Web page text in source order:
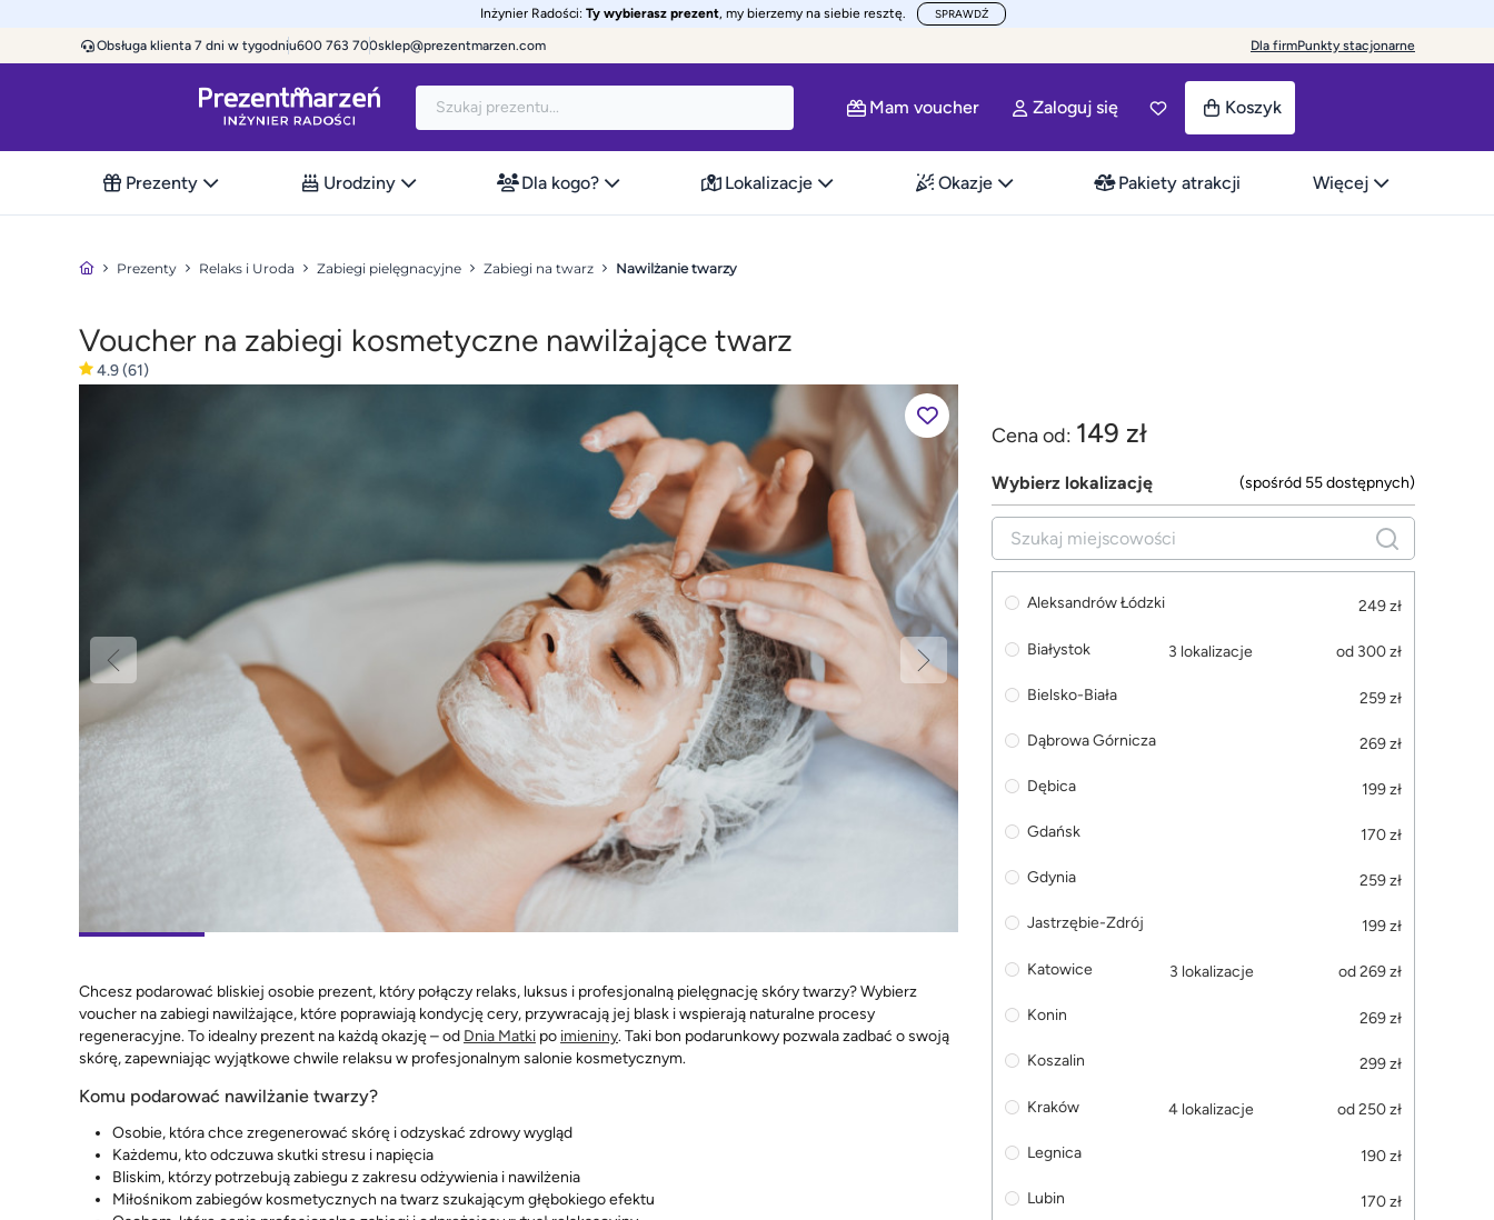
Inżynier Radości: Ty wybierasz prezent, my bierzemy na siebie resztę. SPRAWDŹ
Obsługa klienta 7 dni w tygodniu600 763 700sklep@prezentmarzen.com Dla firmPunkty stacjonarne
Mam voucher Zaloguj się Koszyk
Prezenty Urodziny Dla kogo? Lokalizacje Okazje Pakiety atrakcji Więcej
Prezenty Relaks i Uroda Zabiegi pielęgnacyjne Zabiegi na twarz Nawilżanie twarzy
Voucher na zabiegi kosmetyczne nawilżające twarz
4.9(61)
Chcesz podarować bliskiej osobie prezent, który połączy relaks, luksus i profesjonalną pielęgnację skóry twarzy? Wybierz
voucher na zabiegi nawilżające, które poprawiają kondycję cery, przywracają jej blask i wspierają naturalne procesy
regeneracyjne. To idealny prezent na każdą okazję – od Dnia Matki po imieniny. Taki bon podarunkowy pozwala zadbać o swoją
skórę, zapewniając wyjątkowe chwile relaksu w profesjonalnym salonie kosmetycznym.
Komu podarować nawilżanie twarzy?
Osobie, która chce zregenerować skórę i odzyskać zdrowy wygląd
Każdemu, kto odczuwa skutki stresu i napięcia
Bliskim, którzy potrzebują zabiegu z zakresu odżywienia i nawilżenia
Miłośnikom zabiegów kosmetycznych na twarz szukającym głębokiego efektu
Cena od: 149 zł
Wybierz lokalizację (spośród 55 dostępnych)
Aleksandrów Łódzki 249 zł
Białystok 3 lokalizacje od 300 zł
Bielsko-Biała 259 zł
Dąbrowa Górnicza 269 zł
Dębica 199 zł
Gdańsk 170 zł
Gdynia 259 zł
Jastrzębie-Zdrój 199 zł
Katowice 3 lokalizacje od 269 zł
Konin 269 zł
Koszalin 299 zł
Kraków 4 lokalizacje od 250 zł
Legnica 190 zł
Lubin 170 zł